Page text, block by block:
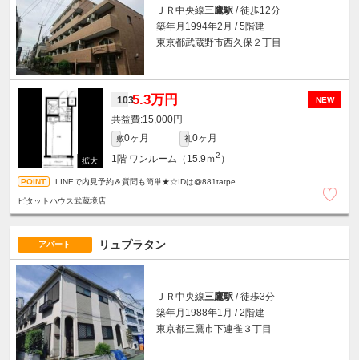
ＪＲ中央線三鷹駅 / 徒歩12分
築年月1994年2月 / 5階建
東京都武蔵野市西久保２丁目
NEW
1035.3万円
15,000円
敷0ヶ月 礼0ヶ月
1階 ワンルーム（15.9ｍ2 ）
LINEで内見予約＆質問も簡単★☆IDは@881tatpe
ピタットハウス武蔵境店
アパート リュプラタン
ＪＲ中央線三鷹駅 / 徒歩3分
築年月1988年1月 / 2階建
東京都三鷹市下連雀３丁目